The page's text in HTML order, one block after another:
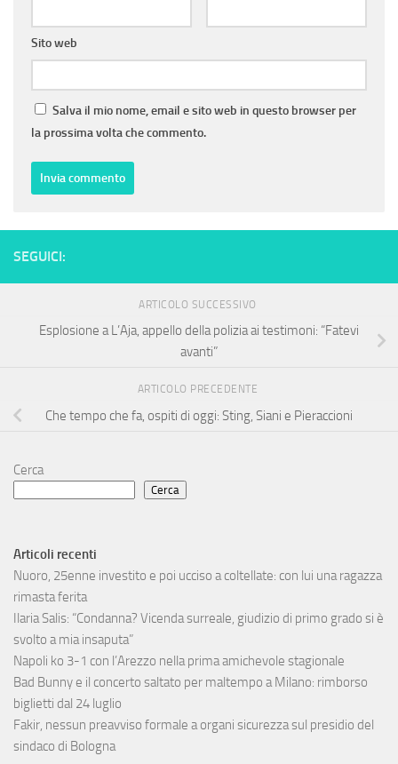
Sito web
Salva il mio nome, email e sito web in questo browser per
la prossima volta che commento.
SEGUICI:
ARTICOLO SUCCESSIVO
Esplosione a L’Aja, appello della polizia ai testimoni: “Fatevi
avanti”
ARTICOLO PRECEDENTE
Che tempo che fa, ospiti di oggi: Sting, Siani e Pieraccioni
Cerca
Cerca
Articoli recenti
Nuoro, 25enne investito e poi ucciso a coltellate: con lui una ragazza
rimasta ferita
Ilaria Salis: “Condanna? Vicenda surreale, giudizio di primo grado si è
svolto a mia insaputa”
Napoli ko 3-1 con l’Arezzo nella prima amichevole stagionale
Bad Bunny e il concerto saltato per maltempo a Milano: rimborso
biglietti dal 24 luglio
Fakir, nessun preavviso formale a organi sicurezza sul presidio del
sindaco di Bologna